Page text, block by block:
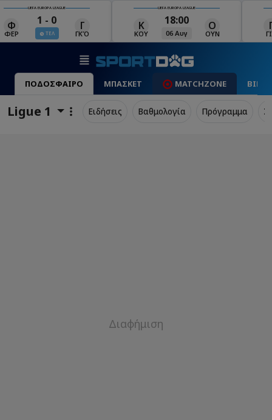
UEFA EUROPA LEAGUE
Κ 18:00
06 Αυγ ΟΥΝ
UEFA EUROPA LEAGUE
ΓΙΑ
19:00
06 Αυγ
Ρ
ΡΈΙ ΜΑΚ
ΠΟΔΟΣΦΑΙΡΟ ΜΠΑΣΚΕΤ MATCHZONE
Ligue 1 Ειδήσεις Βαθμολογία Πρόγραμμα